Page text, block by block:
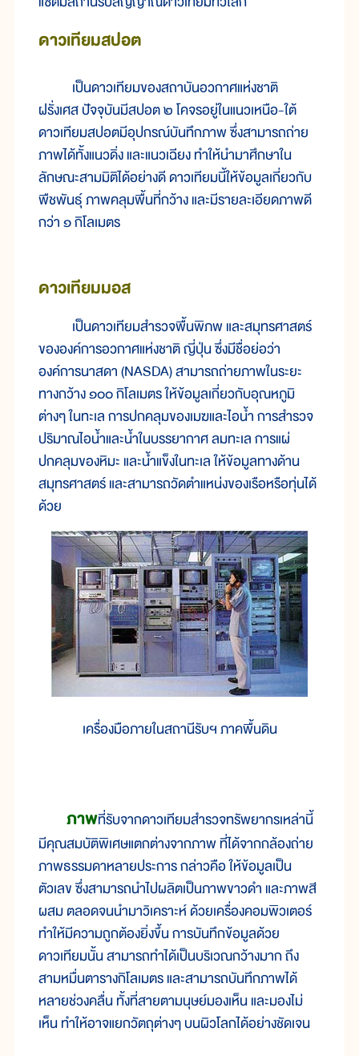
ดาวเทียมสปอต
เป็นดาวเทียมของสถาบันอวกาศแห่งชาติ
ฝรั่งเศส ปัจจุบันมีสปอต ๒ โคจรอยู่ในแนวเหนือ-ใต้
ดาวเทียมสปอตมีอุปกรณ์บันทึกภาพ ซึ่งสามารถถ่าย
ภาพได้ทั้งแนวดิ่ง และแนวเฉียง ทำให้นำมาศึกษาใน
ลักษณะสามมิติได้อย่างดี ดาวเทียมนี้ให้ข้อมูลเกี่ยวกับ
พืชพันธุ์ ภาพคลุมพื้นที่กว้าง และมีรายละเอียดภาพดี
กว่า ๑ กิโลเมตร
ดาวเทียมมอส
เป็นดาวเทียมสำรวจพื้นพิภพ และสมุทรศาสตร์
ขององค์การอวกาศแห่งชาติ ญี่ปุ่น ซึ่งมีชื่อย่อว่า
องค์การนาสดา (NASDA) สามารถถ่ายภาพในระยะ
ทางกว้าง ๑๐๐ กิโลเมตร ให้ข้อมูลเกี่ยวกับอุณหภูมิ
ต่างๆ ในทะเล การปกคลุมของเมฆและไอน้ำ การสำรวจ
ปริมาณไอน้ำและน้ำในบรรยากาศ ลมทะเล การแผ่
ปกคลุมของหิมะ และน้ำแข็งในทะเล ให้ข้อมูลทางด้าน
สมุทรศาสตร์ และสามารถวัดตำแหน่งของเรือหรือทุ่นได้
ด้วย
เครื่องมือภายในสถานีรับฯ ภาคพื้นดิน
ภาพที่รับจากดาวเทียมสำรวจทรัพยากรเหล่านี้
มีคุณสมบัติพิเศษแตกต่างจากภาพ ที่ได้จากกล้องถ่าย
ภาพธรรมดาหลายประการ กล่าวคือ ให้ข้อมูลเป็น
ตัวเลข ซึ่งสามารถนำไปผลิตเป็นภาพขาวดำ และภาพสี
ผสม ตลอดจนนำมาวิเคราะห์ ด้วยเครื่องคอมพิวเตอร์
ทำให้มีความถูกต้องยิ่งขึ้น การบันทึกข้อมูลด้วย
ดาวเทียมนั้น สามารถทำได้เป็นบริเวณกว้างมาก ถึง
สามหมื่นตารางกิโลเมตร และสามารถบันทึกภาพได้
หลายช่วงคลื่น ทั้งที่สายตามนุษย์มองเห็น และมองไม่
เห็น ทำให้อาจแยกวัตถุต่างๆ บนผิวโลกได้อย่างชัดเจน